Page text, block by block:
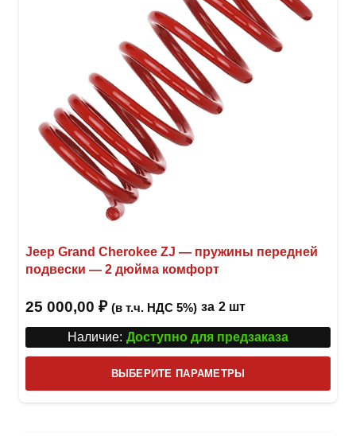
Jeep Grand Cherokee ZJ — пружины передней
подвески — 2 дюйма комфорт
25 000,00 ₽ (в т.ч. НДС 5%) за 2 шт
Наличие: Доступно для предзаказа
ВЫБЕРИТЕ ПАРАМЕТРЫ
товар